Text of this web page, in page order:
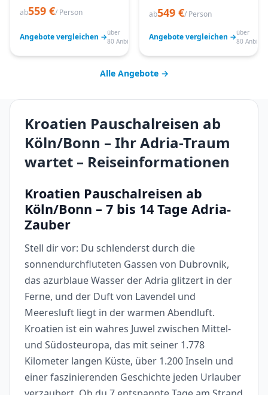
ab559 €/ Person
Angebote vergleichen →über
80 Anbieter
ab549 €/ Person
Angebote vergleichen →über
80
Alle Angebote →
Kroatien Pauschalreisen ab
Köln/Bonn – Ihr Adria-Traum
wartet – Reiseinformationen
Kroatien Pauschalreisen ab
Köln/Bonn – 7 bis 14 Tage Adria-
Zauber
Stell dir vor: Du schlenderst durch die
sonnendurchfluteten Gassen von Dubrovnik,
das azurblaue Wasser der Adria glitzert in der
Ferne, und der Duft von Lavendel und
Meeresluft liegt in der warmen Abendluft.
Kroatien ist ein wahres Juwel zwischen Mittel-
und Südosteuropa, das mit seiner 1.778
Kilometer langen Küste, über 1.200 Inseln und
einer faszinierenden Geschichte jeden Urlauber